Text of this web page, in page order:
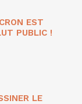
EST
PUBLIC !
LE